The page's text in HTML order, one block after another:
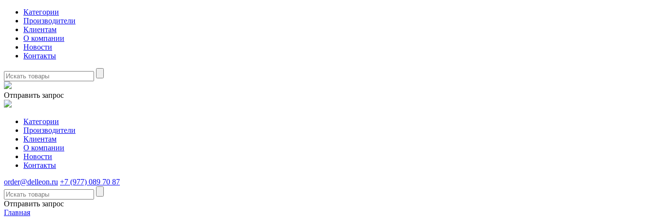
Категории
Производители
Клиентам
О компании
Новости
Контакты
Отправить запрос
Категории
Производители
Клиентам
О компании
Новости
Контакты
order@delleon.ru +7 (977) 089 70 87
Отправить запрос
Главная